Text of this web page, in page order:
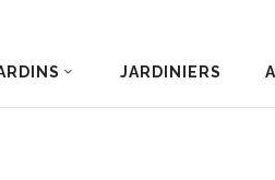
JARDINIERS